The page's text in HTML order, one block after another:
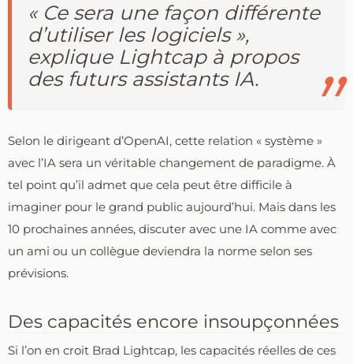
« Ce sera une façon différente
d’utiliser les logiciels »,
explique Lightcap à propos
des futurs assistants IA.
Selon le dirigeant d’OpenAI, cette relation « système »
avec l’IA sera un véritable changement de paradigme. À
tel point qu’il admet que cela peut être difficile à
imaginer pour le grand public aujourd’hui. Mais dans les
10 prochaines années, discuter avec une IA comme avec
un ami ou un collègue deviendra la norme selon ses
prévisions.
Des capacités encore insoupçonnées
Si l’on en croit Brad Lightcap, les capacités réelles de ces